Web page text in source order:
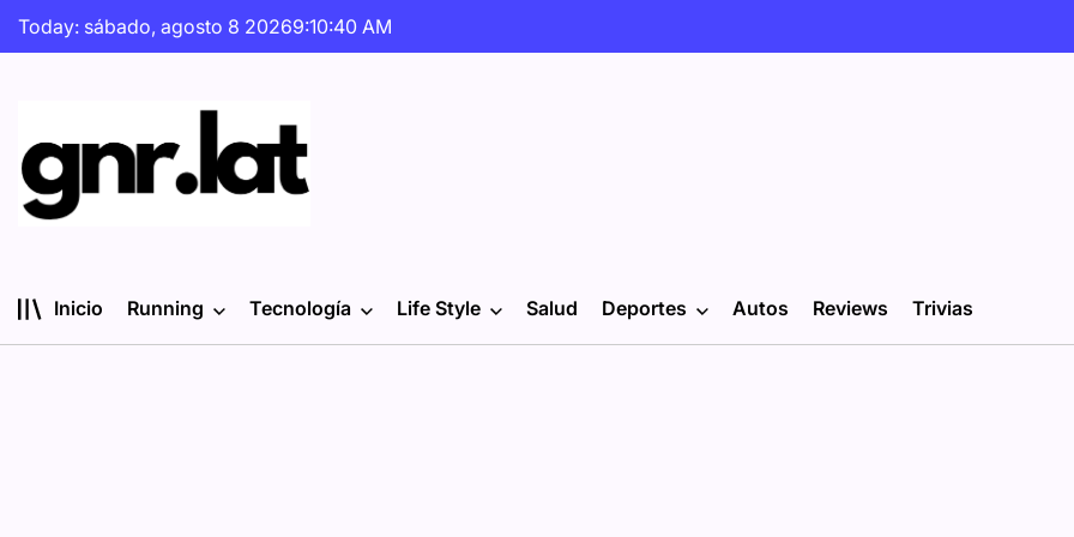
Skip
Today: sábado, agosto 8 20269:10:41 AM
Inicio Running Tecnología Life Style Salud Deportes Autos Reviews Trivias